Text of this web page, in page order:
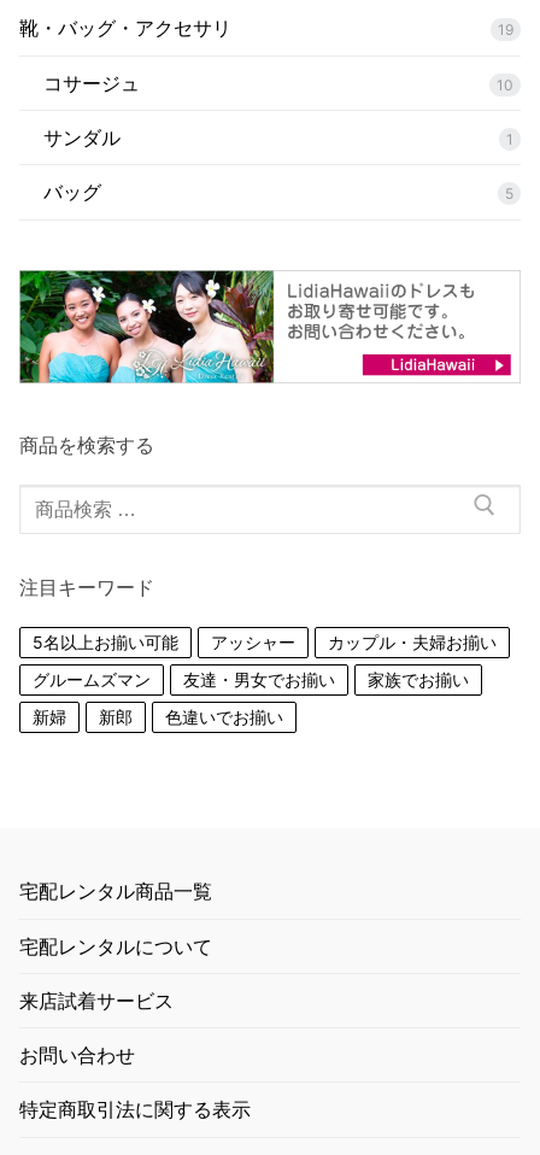
靴・バッグ・アクセサリ 19
コサージュ 10
サンダル 1
バッグ 5
商品を検索する
検
索
象:
注目キーワード
5名以上お揃い可能 アッシャー
カップル・夫婦お揃い
グルームズマン
友達・男女でお揃い
家族でお揃い
新婦
新郎 色違いでお揃い
宅配レンタル商品一覧
宅配レンタルについて
来店試着サービス
お問い合わせ
特定商取引法に関する表示